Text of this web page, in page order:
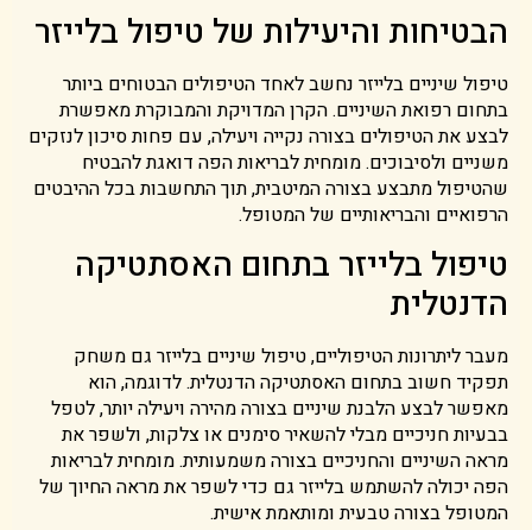
הבטיחות והיעילות של טיפול בלייזר
טיפול שיניים בלייזר נחשב לאחד הטיפולים הבטוחים ביותר
בתחום רפואת השיניים. הקרן המדויקת והמבוקרת מאפשרת
לבצע את הטיפולים בצורה נקייה ויעילה, עם פחות סיכון לנזקים
משניים ולסיבוכים. מומחית לבריאות הפה דואגת להבטיח
שהטיפול מתבצע בצורה המיטבית, תוך התחשבות בכל ההיבטים
הרפואיים והבריאותיים של המטופל.
טיפול בלייזר בתחום האסתטיקה
הדנטלית
מעבר ליתרונות הטיפוליים, טיפול שיניים בלייזר גם משחק
תפקיד חשוב בתחום האסתטיקה הדנטלית. לדוגמה, הוא
מאפשר לבצע הלבנת שיניים בצורה מהירה ויעילה יותר, לטפל
בבעיות חניכיים מבלי להשאיר סימנים או צלקות, ולשפר את
מראה השיניים והחניכיים בצורה משמעותית. מומחית לבריאות
הפה יכולה להשתמש בלייזר גם כדי לשפר את מראה החיוך של
המטופל בצורה טבעית ומותאמת אישית.